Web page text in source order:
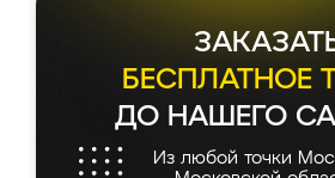
БЕСПЛАТНОЕ
ДО НАШЕГО
Из любой точки